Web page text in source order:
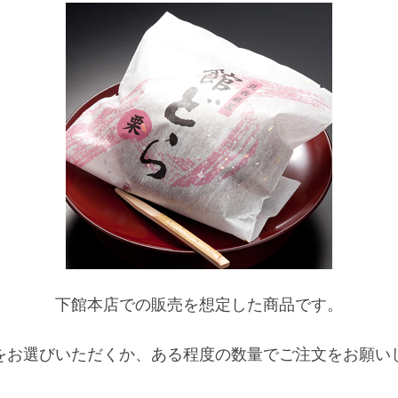
下館本店での販売を想定した商品です。
お選びいただくか、ある程度の数量でご注文をお願い